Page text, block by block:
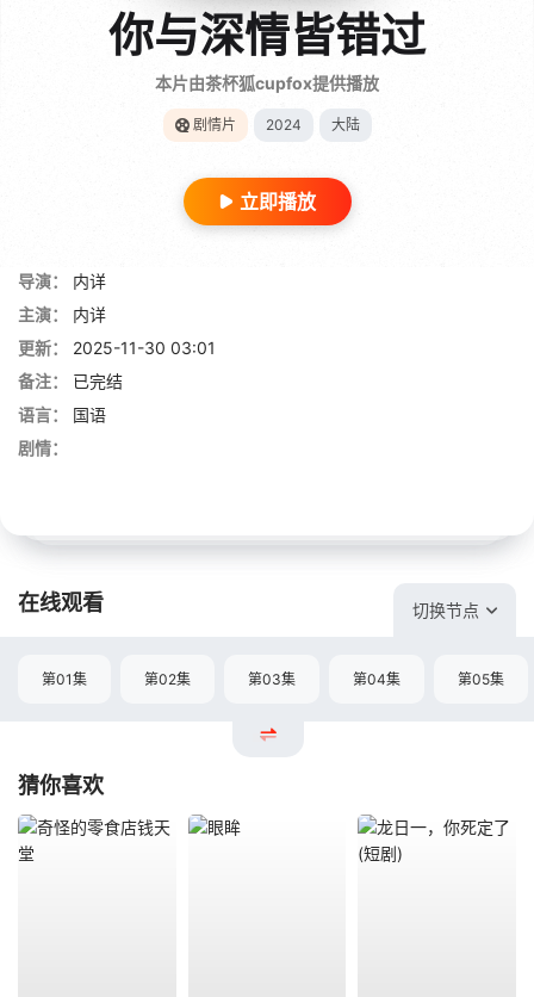
你与深情皆错过
本片由茶杯狐cupfox提供播放
剧情片 2024 大陆
立即播放
导演：
内详
主演：
内详
更新：
2025-11-30 03:01
备注：
已完结
语言：
国语
剧情：
在线观看 切换节点
第01集 第02集 第03集 第04集 第05集
猜你喜欢